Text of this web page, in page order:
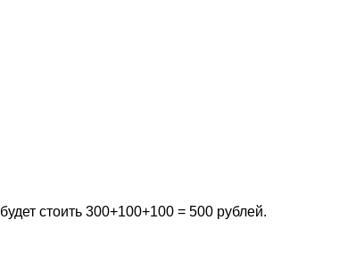
будет стоить 300+100+100 = 500 рублей.